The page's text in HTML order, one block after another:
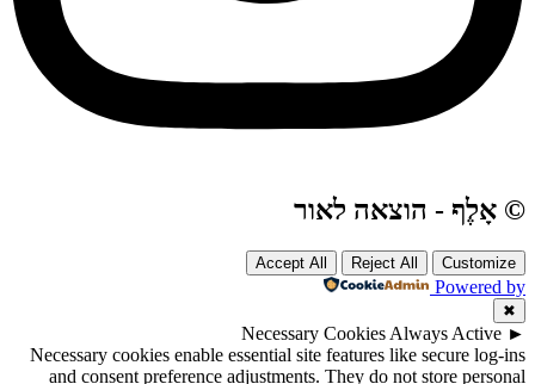
© אָלֶף - הוצאה לאור
Customize
Reject All
Accept All
Powered by
✖
►
Necessary Cookies Always Active
Necessary cookies enable essential site features like secure log-ins
and consent preference adjustments. They do not store personal